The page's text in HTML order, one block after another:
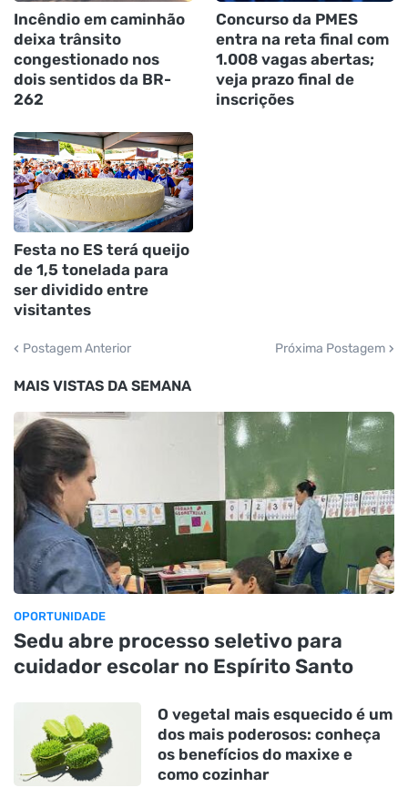
Incêndio em caminhão
deixa trânsito
congestionado nos
dois sentidos da BR-
262
Concurso da PMES
entra na reta final com
1.008 vagas abertas;
veja prazo final de
inscrições
Festa no ES terá queijo
de 1,5 tonelada para
ser dividido entre
visitantes
Postagem Anterior Próxima Postagem
MAIS VISTAS DA SEMANA
OPORTUNIDADE
Sedu abre processo seletivo para
cuidador escolar no Espírito Santo
O vegetal mais esquecido é um
dos mais poderosos: conheça
os benefícios do maxixe e
como cozinhar